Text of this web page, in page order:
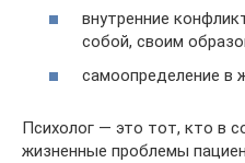
внутренние
собой, своим
самоопределение в
Психолог — это тот, кто в
жизненные проблемы